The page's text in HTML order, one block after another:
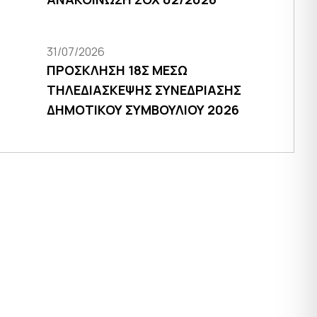
31/07/2026
ΠΡΟΣΚΛΗΣΗ 18Σ ΜΕΣΩ
ΤΗΛΕΔΙΑΣΚΕΨΗΣ ΣΥΝΕΔΡΙΑΣΗΣ
ΔΗΜΟΤΙΚΟΥ ΣΥΜΒΟΥΛΙΟΥ 2026